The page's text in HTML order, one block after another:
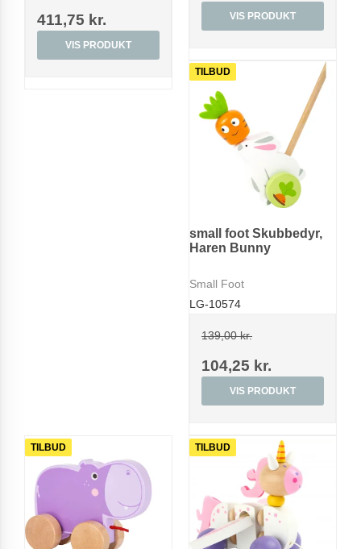
411,75 kr.
VIS PRODUKT
VIS PRODUKT
TILBUD
small foot Skubbedyr,
Haren Bunny
Small Foot
LG-10574
139,00 kr.
104,25 kr.
VIS PRODUKT
TILBUD TILBUD